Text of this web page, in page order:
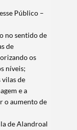
Público –
no sentido de
de
os
níveis;
de
e a
o aumento de
de Alandroal